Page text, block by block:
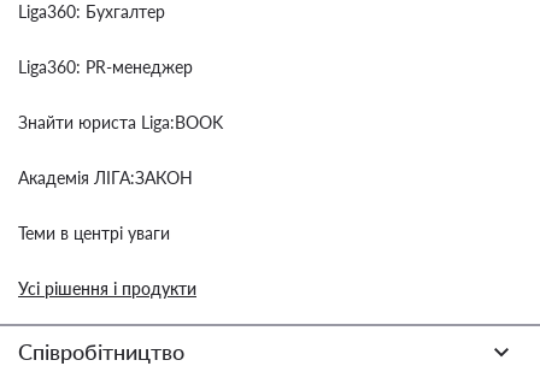
Liga360: Бухгалтер
Liga360: PR-менеджер
Знайти юриста Liga:BOOK
Академія ЛІГА:ЗАКОН
Теми в центрі уваги
Усі рішення і продукти
Співробітництво